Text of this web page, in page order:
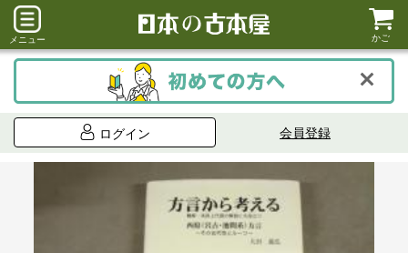
メニュー かご
ログイン 会員登録